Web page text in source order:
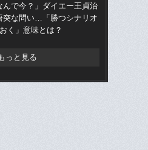
んで今？」ダイエー王貞治
突な問い…「勝つシナリオ
く」意味とは？
っと見る